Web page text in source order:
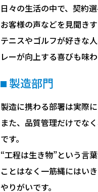
日々の生活の中で、契約
お客様の声などを見聞き
テニスやゴルフが好きな
レーが向上する喜びも味
製造部門
製造に携わる部署は実際
また、品質管理だけでな
です。
“工程は生き物”という言
ことはなく一筋縄にはい
やりがいです。